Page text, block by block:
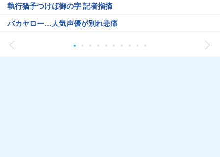
執行猶予つけば御の字 記者指摘
バカヤロー…人気声優が別れ悲痛